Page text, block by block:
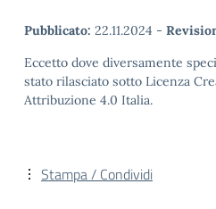
Pubblicato: 22.11.2024 -
Eccetto dove diversamente
stato rilasciato sotto Licenza
Attribuzione 4.0 Italia.
Stampa / Condividi